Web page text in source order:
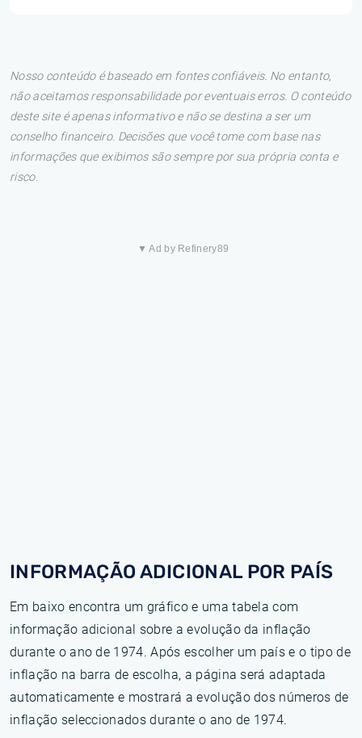
Nosso conteúdo é baseado em fontes confiáveis. No entanto,
não aceitamos responsabilidade por eventuais erros. O conteúdo
deste site é apenas informativo e não se destina a ser um
conselho financeiro. Decisões que você tome com base nas
informações que exibimos são sempre por sua própria conta e
risco.
▼ Ad by Refinery89
INFORMAÇÃO ADICIONAL POR PAÍS
Em baixo encontra um gráfico e uma tabela com
informação adicional sobre a evolução da inflação
durante o ano de 1974. Após escolher um país e o tipo de
inflação na barra de escolha, a página será adaptada
automaticamente e mostrará a evolução dos números de
inflação seleccionados durante o ano de 1974.